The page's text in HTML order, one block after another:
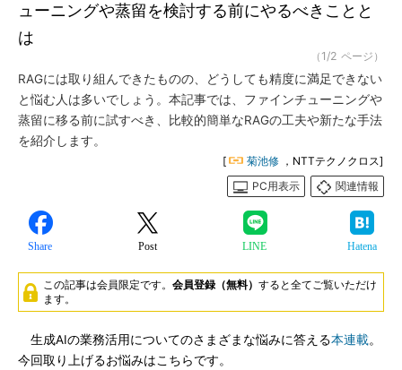
ューニングや蒸留を検討する前にやるべきことと
は
（1/2 ページ）
RAGには取り組んできたものの、どうしても精度に満足できない
と悩む人は多いでしょう。本記事では、ファインチューニングや
蒸留に移る前に試すべき、比較的簡単なRAGの工夫や新たな手法
を紹介します。
[ 菊池修 ，NTTテクノクロス]
PC用表示
関連情報
Share Post LINE Hatena
この記事は会員限定です。 会員登録（無料） すると全てご覧いただけ
ます。
生成AIの業務活用についてのさまざまな悩みに答える本連載。
今回取り上げるお悩みはこちらです。